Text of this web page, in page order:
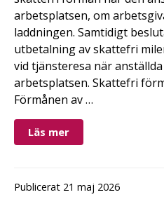
arbetsplatsen, om
laddningen. Samtidigt
utbetalning av skattefri
vid tjänsteresa när
arbetsplatsen. Skattefri
Förmånen av …
Läs mer
Publicerat 21 maj 2026